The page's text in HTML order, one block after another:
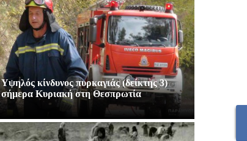
Υψηλός κίνδυνος πυρκαγιάς (δείκτης 3)
σήμερα Κυριακή στη Θεσπρωτία